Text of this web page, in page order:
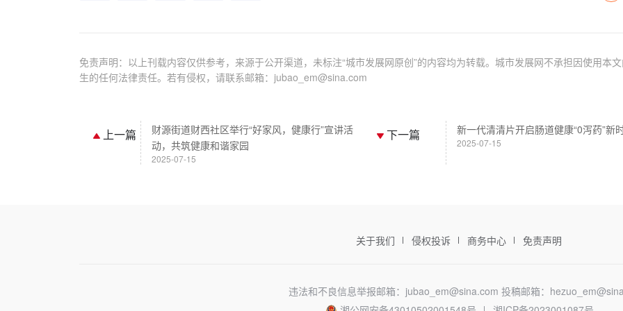
免责声明：以上刊载内容仅供参考，来源于公开渠道，未标注“城市发展网原创”的内容均为转载。城市发展网不承担因使用本
生的任何法律责任。若有侵权，请联系邮箱：jubao_em@sina.com
上一篇
财源街道财西社区举行“好家风，健康行”宣讲活
动，共筑健康和谐家园
2025-07-15
下一篇 新一代清清片开启肠道健康“0泻药”新
2025-07-15
关于我们 侵权投诉 商务中心 免责声明
违法和不良信息举报邮箱：jubao_em@sina.com 投稿邮箱：